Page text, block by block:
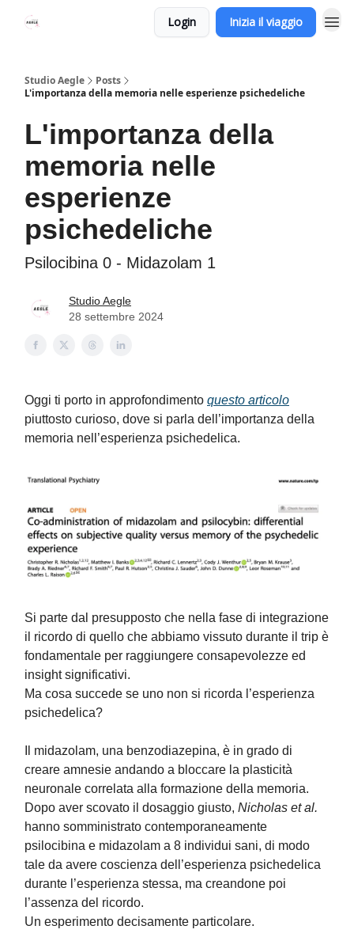
Login Inizia il viaggio
Studio Aegle
Posts
L'importanza della memoria nelle esperienze psichedeliche
L'importanza della
memoria nelle
esperienze
psichedeliche
Psilocibina 0 - Midazolam 1
Studio Aegle
28 settembre 2024
Oggi ti porto in approfondimento questo articolo
piuttosto curioso, dove si parla dell’importanza della
memoria nell’esperienza psichedelica.
Si parte dal presupposto che nella fase di integrazione
il ricordo di quello che abbiamo vissuto durante il trip è
fondamentale per raggiungere consapevolezze ed
insight significativi.
Ma cosa succede se uno non si ricorda l’esperienza
psichedelica?
Il midazolam, una benzodiazepina, è in grado di
creare amnesie andando a bloccare la plasticità
neuronale correlata alla formazione della memoria.
Dopo aver scovato il dosaggio giusto, Nicholas et al.
hanno somministrato contemporaneamente
psilocibina e midazolam a 8 individui sani, di modo
tale da avere coscienza dell’esperienza psichedelica
durante l’esperienza stessa, ma creandone poi
l’assenza del ricordo.
Un esperimento decisamente particolare.